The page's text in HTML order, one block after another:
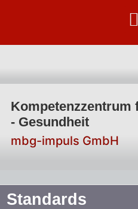
Kompetenzzentrum
- Gesundheit
mbg-impuls GmbH
Standards